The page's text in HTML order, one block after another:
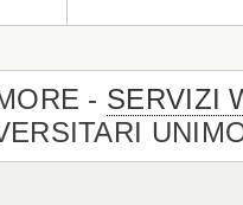
- SERVIZI